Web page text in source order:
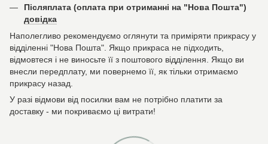
Післяплата (оплата при отриманні на "Нова Пошта")
довідка
Наполегливо рекомендуємо оглянути та приміряти прикрасу у
відділенні "Нова Пошта". Якщо прикраса не підходить,
відмовтеся і не виносьте її з поштового відділення. Якщо ви
внесли передплату, ми повернемо її, як тільки отримаємо
прикрасу назад.
У разі відмови від посилки вам не потрібно платити за
доставку - ми покриваємо ці витрати!